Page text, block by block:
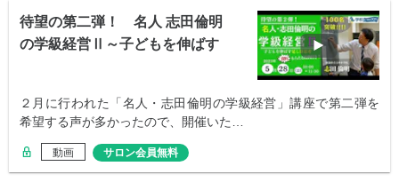
待望の第二弾！ 名人 志田倫明
の学級経営Ⅱ～子どもを伸ばす
２月に行われた「名人・志田倫明の学級経営」講座で第二弾を
希望する声が多かったので、開催いた…
動画 サロン会員無料